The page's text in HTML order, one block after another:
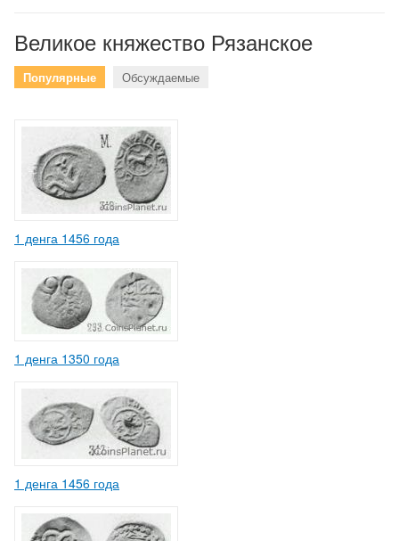
Великое княжество Рязанское
Популярные Обсуждаемые
1 денга 1456 года
1 денга 1350 года
1 денга 1456 года